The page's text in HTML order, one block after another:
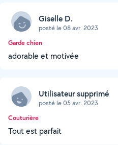
Giselle D.
posté le 08 avr. 2023
Garde chien
adorable et motivée
Utilisateur supprimé
posté le 05 avr. 2023
Couturière
Tout est parfait